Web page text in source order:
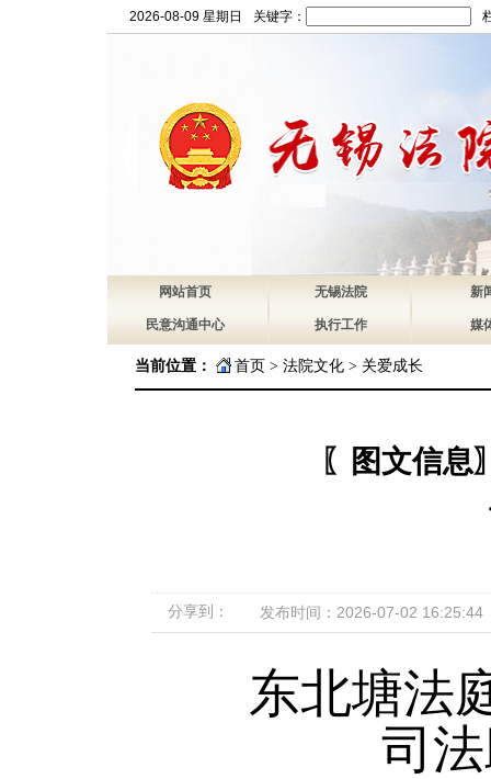
2026-08-09 星期日 关键字：
网站首页 无锡法院 新
民意沟通中心 执行工作 媒
当前位置： 首页 > 法院文化 > 关爱成长
〖图文信息
分享到： 发布时间：2026-07-02 16:25:44
东北塘法
司